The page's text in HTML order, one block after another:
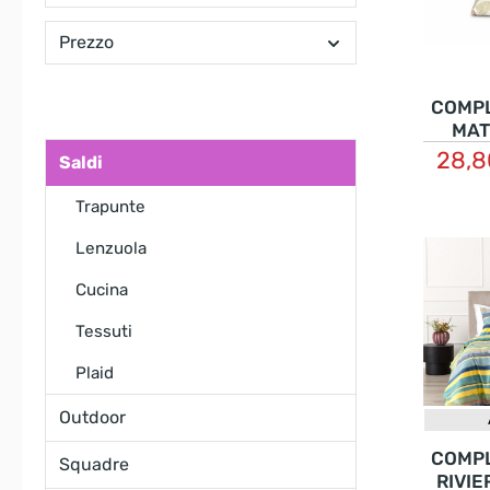
Prezzo
Saldi
Trapunte
Lenzuola
Cucina
Tessuti
Plaid
Outdoor
Squadre